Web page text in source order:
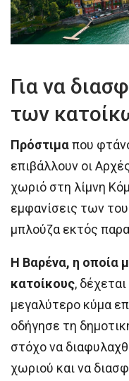
Για να
των
Πρόστιμαπου
επιβάλλουν οι
χωριό στη λίμνη
εμφανίσεις των
μπλούζα εκτός
Η Βαρένα, η οποία
κατοίκους,
μεγαλύτερο κύμα
οδήγησε τη
στόχο να
χωριού και να